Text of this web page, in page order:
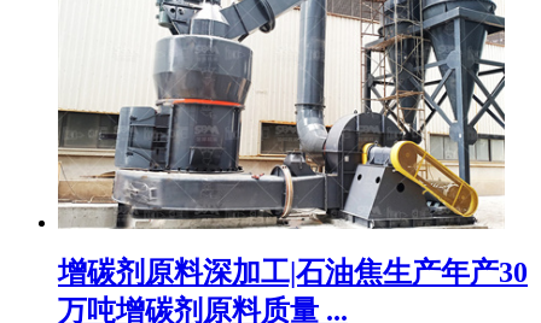
增碳剂原料深加工|石油焦生产年产30
万吨增碳剂原料质量 ...